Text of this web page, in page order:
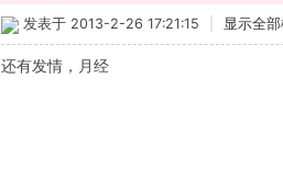
发表于 2013-2-26 17:21:15 显示全
还有发情，月经